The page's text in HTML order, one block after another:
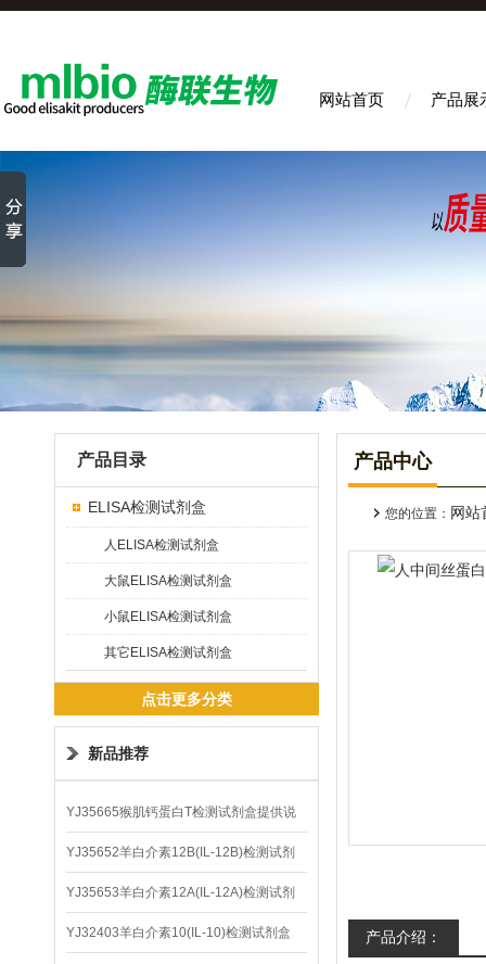
网站首页 产品展
产品目录
ELISA检测试剂盒
人ELISA检测试剂盒
大鼠ELISA检测试剂盒
小鼠ELISA检测试剂盒
其它ELISA检测试剂盒
点击更多分类
新品推荐
YJ35665猴肌钙蛋白T检测试剂盒提供说
明书
YJ35652羊白介素12B(IL-12B)检测试剂
盒
YJ35653羊白介素12A(IL-12A)检测试剂
盒
YJ32403羊白介素10(IL-10)检测试剂盒
产品中心
您的位置： 网站
产品介绍：